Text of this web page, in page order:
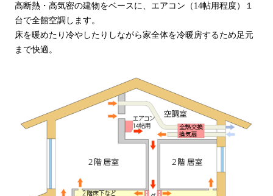
高断熱・高気密の建物をベースに、エアコン（14帖用程度）１
台で全館空調します。
床を暖めたり冷やしたりしながら家全体を冷暖房するため足元
まで快適。